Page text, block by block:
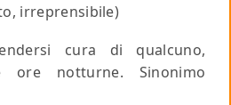
irreprensibile)
cura di qualcuno,
ore notturne. Sinonimo